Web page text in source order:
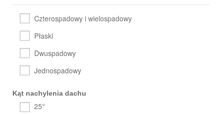
Jednospadowy
Płaski
Dwuspadowy
Czterospadowy i wielospadowy
Kąt nachylenia dachu
25°